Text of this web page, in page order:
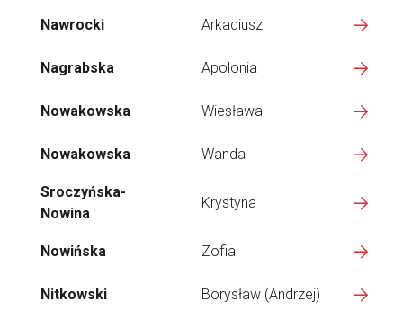
Nawrocki Arkadiusz
Nagrabska Apolonia
Nowakowska Wiesława
Nowakowska Wanda
Sroczyńska-
Nowina
Krystyna
Nowińska Zofia
Nitkowski Borysław (Andrzej)